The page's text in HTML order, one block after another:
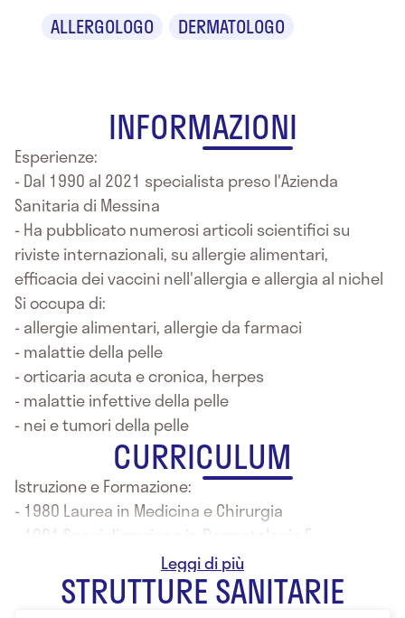
ALLERGOLOGO DERMATOLOGO
INFORMAZIONI
Esperienze:
- Dal 1990 al 2021 specialista preso l'Azienda
Sanitaria di Messina
- Ha pubblicato numerosi articoli scientifici su
riviste internazionali, su allergie alimentari,
efficacia dei vaccini nell'allergia e allergia al nichel
Si occupa di:
- allergie alimentari, allergie da farmaci
- malattie della pelle
- orticaria acuta e cronica, herpes
- malattie infettive della pelle
- nei e tumori della pelle
CURRICULUM
Istruzione e Formazione:
- 1980 Laurea in Medicina e Chirurgia
- 1991 Specializzazione in Dermatologia E
Venereologia a Messina
STRUTTURE SANITARIE